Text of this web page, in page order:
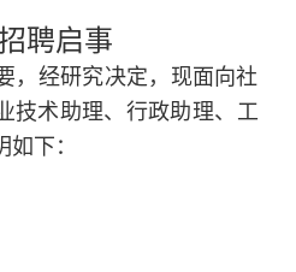
聘启事
，经研究决定，现面向社
技术助理、行政助理、工
下：